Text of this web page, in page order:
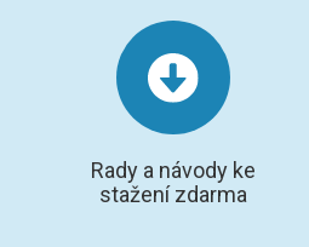
Rady a návody ke
stažení zdarma